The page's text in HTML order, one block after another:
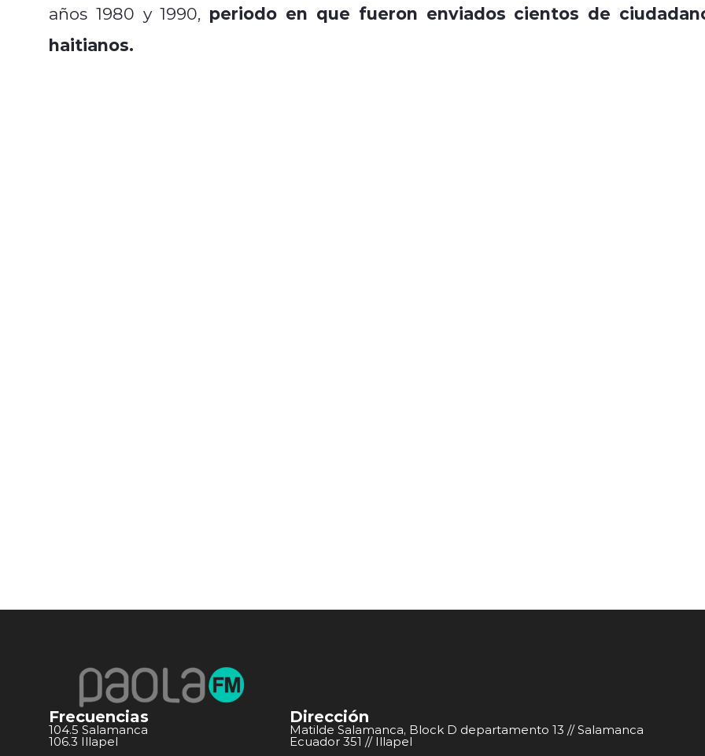
años 1980 y 1990, periodo en que fueron enviados cientos de
haitianos.
Frecuencias
104.5 Salamanca
106.3 Illapel
Dirección
Matilde Salamanca, Block D departamento 13 // Salamanca
Ecuador 351 // Illapel